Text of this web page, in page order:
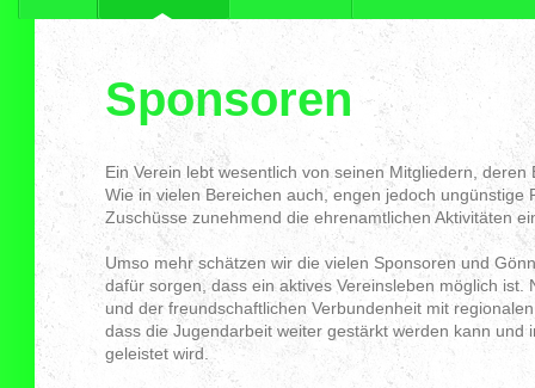
Sponsoren
Ein Verein lebt wesentlich von seinen Mitgliedern,
Wie in vielen Bereichen auch, engen jedoch ungünstige
Zuschüsse zunehmend die ehrenamtlichen Aktivitäten
Umso mehr schätzen wir die vielen Sponsoren und
dafür sorgen, dass ein aktives Vereinsleben möglich
und der freundschaftlichen Verbundenheit mit
dass die Jugendarbeit weiter gestärkt werden kann und
geleistet wird.